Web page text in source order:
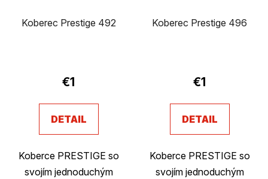
Koberec Prestige 492
€1
DETAIL
Koberce PRESTIGE so
svojím jednoduchým
Koberec Prestige 496
€1
DETAIL
Koberce PRESTIGE so
svojím jednoduchým